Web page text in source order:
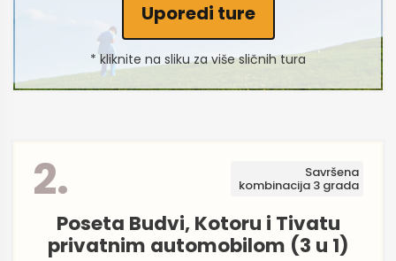
Uporedi ture
* kliknite na sliku za više sličnih tura
2. Savršena
kombinacija 3 grada
Poseta Budvi, Kotoru i Tivatu
privatnim automobilom (3 u 1)